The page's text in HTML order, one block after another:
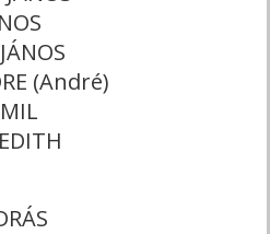
(André)